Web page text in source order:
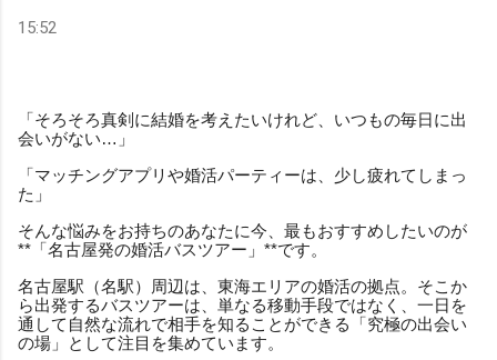
15:52
「そろそろ真剣に結婚を考えたいけれど、いつもの毎日に出
会いがない…」
「マッチングアプリや婚活パーティーは、少し疲れてしまっ
た」
そんな悩みをお持ちのあなたに今、最もおすすめしたいのが
**「名古屋発の婚活バスツアー」**です。
名古屋駅（名駅）周辺は、東海エリアの婚活の拠点。そこか
ら出発するバスツアーは、単なる移動手段ではなく、一日を
通して自然な流れで相手を知ることができる「究極の出会い
の場」として注目を集めています。